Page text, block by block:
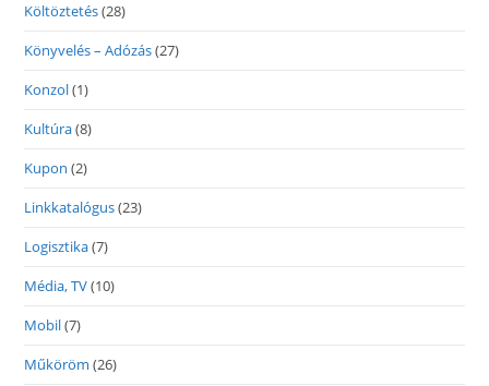
Költöztetés(28)
Könyvelés – Adózás(27)
Konzol(1)
Kultúra(8)
Kupon (2)
Linkkatalógus(23)
Logisztika(7)
Média, TV(10)
Mobil(7)
Műköröm (26)